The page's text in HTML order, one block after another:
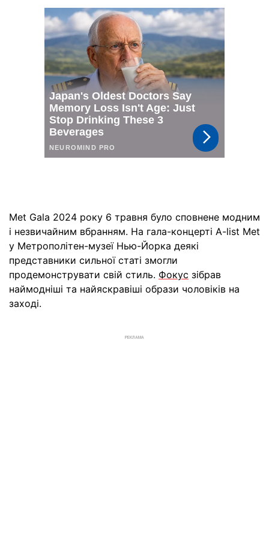
Met Gala 2024 року 6 травня було сповнене модним
і незвичайним вбранням. На гала-концерті A-list Met
у Метрополітен-музеї Нью-Йорка деякі
представники сильної статі змогли
продемонструвати свій стиль. Фокус зібрав
наймодніші та найяскравіші образи чоловіків на
заході.
РЕКЛАМА